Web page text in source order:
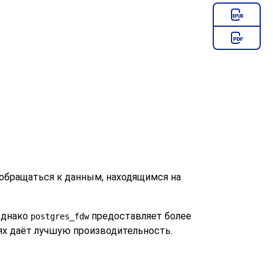
к данным, находящимся на
postgres_fdwпредоставляет более
даёт лучшую производительность.